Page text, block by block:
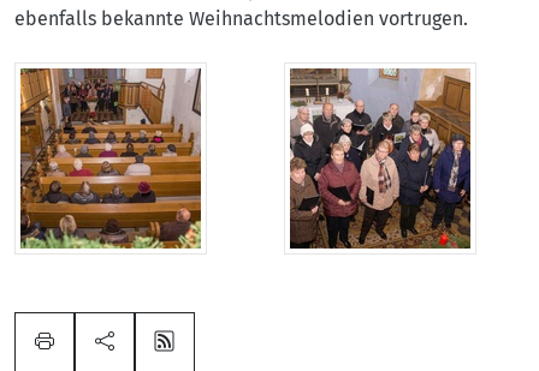
ebenfalls bekannte Weihnachtsmelodien vortrugen.